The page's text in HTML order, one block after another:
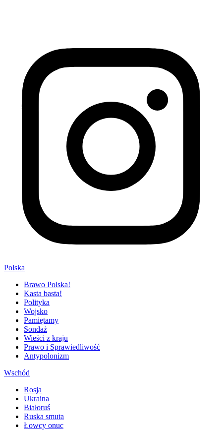
Polska
Brawo Polska!
Kasta basta!
Polityka
Wojsko
Pamiętamy
Sondaż
Wieści z kraju
Prawo i Sprawiedliwość
Antypolonizm
Wschód
Rosja
Ukraina
Białoruś
Ruska smuta
Łowcy onuc